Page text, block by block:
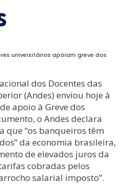
universitários apóiam greve dos
dos Docentes das
(Andes) enviou hoje à
apoio à Greve dos
o Andes declara
que “os banqueiros têm
da economia brasileira,
de elevados juros da
cobradas pelos
salarial imposto”.